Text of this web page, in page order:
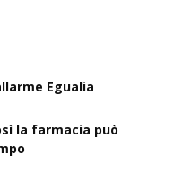
Egualia
la farmacia può